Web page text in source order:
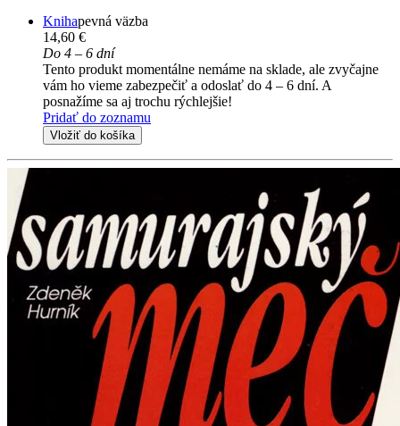
Knihapevná väzba
14,60 €
Do 4 – 6 dní
Tento produkt momentálne nemáme na sklade, ale zvyčajne
vám ho vieme zabezpečiť a odoslať do 4 – 6 dní. A
posnažíme sa aj trochu rýchlejšie!
Pridať do zoznamu
Vložiť do košíka